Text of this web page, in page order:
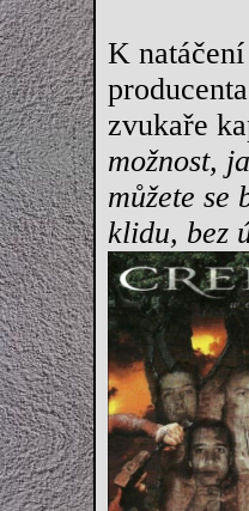
K
zvukaře
možnost,
můžete se
klidu, bez